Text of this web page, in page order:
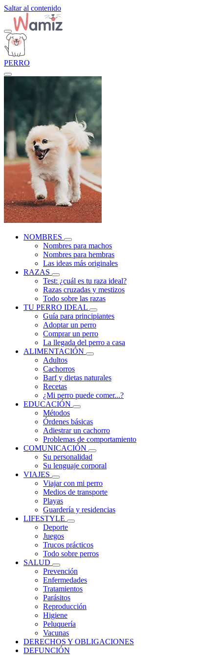
Saltar al contenido
PERRO
NOMBRES
Nombres para machos
Nombres para hembras
Las ideas más originales
RAZAS
Test: ¿cuál es tu raza ideal?
Razas cruzadas y mestizos
Todo sobre las razas
TU PERRO IDEAL
Guía para principiantes
Adoptar un perro
Comprar un perro
La llegada del perro a casa
ALIMENTACIÓN
Adultos
Cachorros
Barf y dietas naturales
Recetas
¿Mi perro puede comer...?
EDUCACIÓN
Métodos
Órdenes básicas
Adiestrar un cachorro
Problemas de comportamiento
COMUNICACIÓN
Su personalidad
Su lenguaje corporal
VIAJES
Viajar con mi perro
Medios de transporte
Playas
Guardería y residencias
LIFESTYLE
Deporte
Juegos
Trucos prácticos
Todo sobre perros
SALUD
Prevención
Enfermedades
Tratamientos
Parásitos
Reproducción
Higiene
Peluquería
Vacunas
DERECHOS Y OBLIGACIONES
DEFUNCIÓN